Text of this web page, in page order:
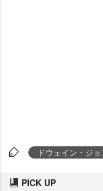
ドウェイン・ジ
PICK UP